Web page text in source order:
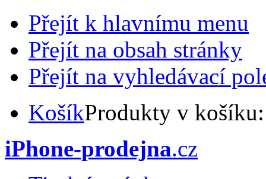
Přejít k hlavnímu menu
Přejít na obsah stránky
Přejít na vyhledávací
KošíkProdukty v
iPhone-prodejna.cz